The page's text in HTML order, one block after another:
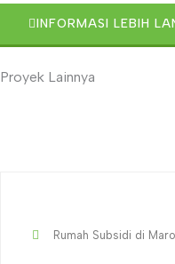
INFORMASI LEBIH
Proyek Lainnya
Rumah Subsidi di